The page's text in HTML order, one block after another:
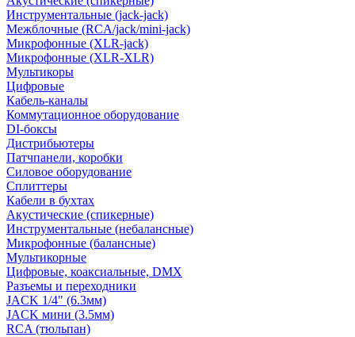
Инструментальные (jack-jack)
Межблочные (RCA/jack/mini-jack)
Микрофонные (XLR-jack)
Микрофонные (XLR-XLR)
Мультикоры
Цифровые
Кабель-каналы
Коммутационное оборудование
DI-боксы
Дистрибьютеры
Патчпанели, коробки
Силовое оборудование
Сплиттеры
Кабели в бухтах
Акустические (спикерные)
Инструментальные (небалансные)
Микрофонные (балансные)
Мультикорные
Цифровые, коаксиальные, DMX
Разъемы и переходники
JACK 1/4" (6.3мм)
JACK мини (3.5мм)
RCA (тюльпан)